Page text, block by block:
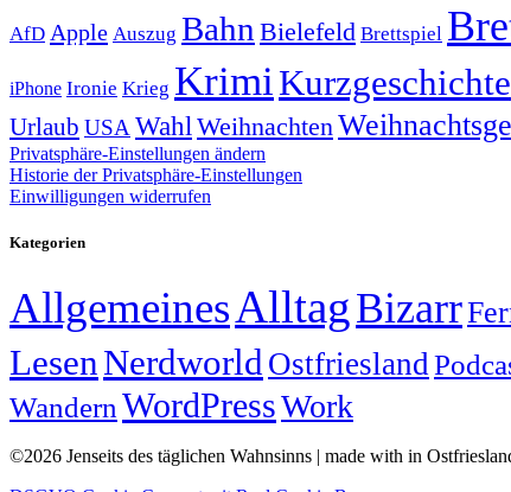
AfD Apple Auszug Bahn Bielefeld Brettspiel
iPhone Ironie Krieg KrimiKurzgeschichte
Urlaub USA Wahl Weihnachten
Privatsphäre-Einstellungen ändern
Historie der Privatsphäre-Einstellungen
Einwilligungen widerrufen
Kategorien
AllgemeinesAlltagBizarr
LesenNerdworld Ostfriesland
Wandern WordPressWork
©2026 Jenseits des täglichen Wahnsinns | made with in